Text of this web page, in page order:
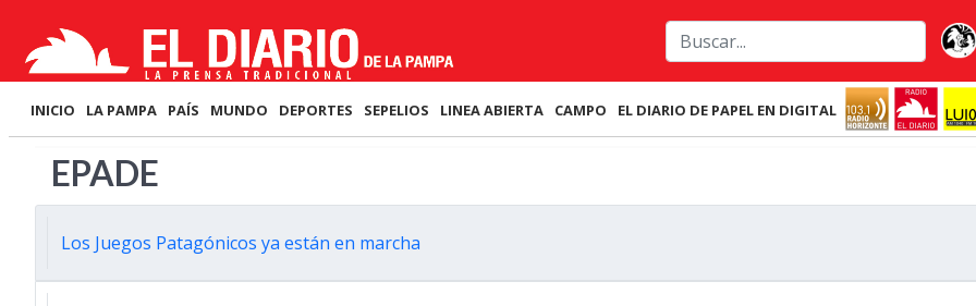
INICIO LA PAMPA PAÍS MUNDO DEPORTES SEPELIOS LINEA ABIERTA CAMPO EL DIARIO DE PAPEL EN DIGITAL
EPADE
Los Juegos Patagónicos ya están en marcha